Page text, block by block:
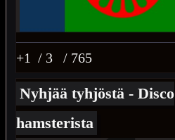
+1 / 3 / 765
Nyhjää tyhjöstä - Disco
hamsterista